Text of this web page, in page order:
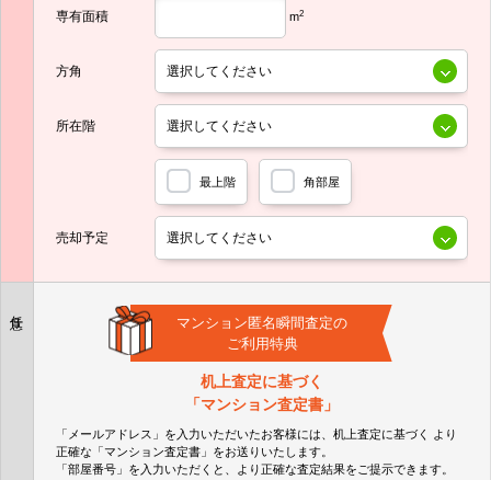
専有面積 m2
方角
所在階
最上階 角部屋
売却予定
マンション匿名瞬間査定の
ご利用特典
机上査定に基づく
「マンション査定書」
「メールアドレス」を入力いただいたお客様には、机上査定に基づく
より
正確な 「マンション査定書」 をお送りいたします。
「部屋番号」を入力いただくと、より正確な査定結果をご提示できます。